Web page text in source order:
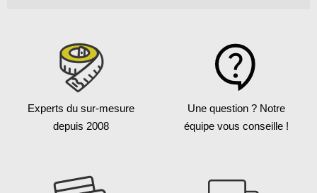
Experts du sur-mesure
depuis 2008
Une question ? Notre
équipe vous conseille !